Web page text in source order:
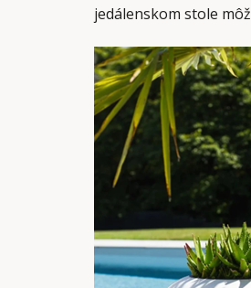
jedálenskom stole